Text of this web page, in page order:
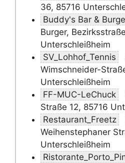
36, 85716
Buddy's Bar &
Burger,
Unterschleißheim
SV_Lohhof_Tennis
Wimschneider-
Unterschleißheim
FF-MUC-LeChuck
Straße 12, 85716
Restaurant_Freetz
Weihenstephaner
Unterschleißheim